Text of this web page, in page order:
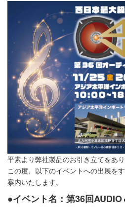
平素より弊社製品のお引き立てをあり
この度、以下のイベントへの出展を
案内いたします。
●イベント名：第36回